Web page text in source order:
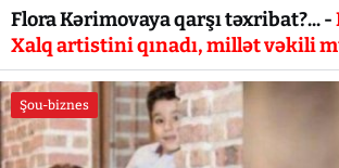
Flora Kərimovaya qarşı təxribat?... -
Xalq artistini qınadı, millət vəkili
Şou-biznes